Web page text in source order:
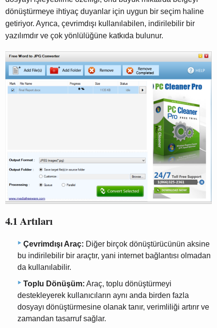
dönüştürmeye ihtiyaç duyanlar için uygun bir seçim haline
getiriyor. Ayrıca, çevrimdışı kullanılabilen, indirilebilir bir
yazılımdır ve çok yönlülüğüne katkıda bulunur.
4.1 Artıları
Çevrimdışı Araç: Diğer birçok dönüştürücünün aksine
bu indirilebilir bir araçtır, yani internet bağlantısı olmadan
da kullanılabilir.
Toplu Dönüşüm: Araç, toplu dönüştürmeyi
destekleyerek kullanıcıların aynı anda birden fazla
dosyayı dönüştürmesine olanak tanır, verimliliği artırır ve
zamandan tasarruf sağlar.